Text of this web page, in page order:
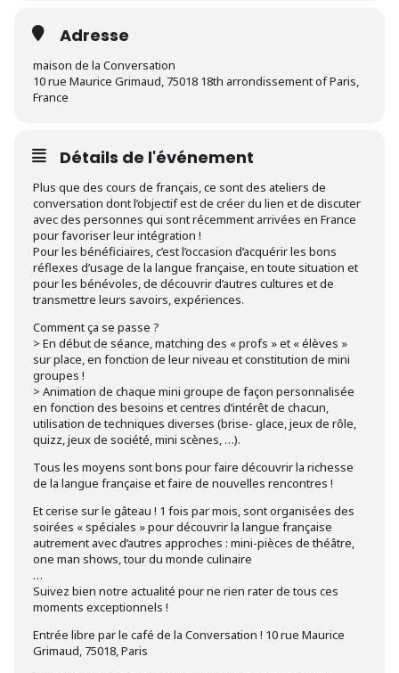
Adresse
maison de la Conversation
10 rue Maurice Grimaud, 75018 18th arrondissement of Paris,
France
Détails de l'événement
Plus que des cours de français, ce sont des ateliers de
conversation dont l’objectif est de créer du lien et de discuter
avec des personnes qui sont récemment arrivées en France
pour favoriser leur intégration !
Pour les bénéficiaires, c’est l’occasion d’acquérir les bons
réflexes d’usage de la langue française, en toute situation et
pour les bénévoles, de découvrir d’autres cultures et de
transmettre leurs savoirs, expériences.
Comment ça se passe ?
> En début de séance, matching des « profs » et « élèves »
sur place, en fonction de leur niveau et constitution de mini
groupes !
> Animation de chaque mini groupe de façon personnalisée
en fonction des besoins et centres d’intérêt de chacun,
utilisation de techniques diverses (brise- glace, jeux de rôle,
quizz, jeux de société, mini scènes, …).
Tous les moyens sont bons pour faire découvrir la richesse
de la langue française et faire de nouvelles rencontres !
Et cerise sur le gâteau ! 1 fois par mois, sont organisées des
soirées « spéciales » pour découvrir la langue française
autrement avec d’autres approches : mini-pièces de théâtre,
one man shows, tour du monde culinaire
…
Suivez bien notre actualité pour ne rien rater de tous ces
moments exceptionnels !
Entrée libre par le café de la Conversation ! 10 rue Maurice
Grimaud, 75018, Paris